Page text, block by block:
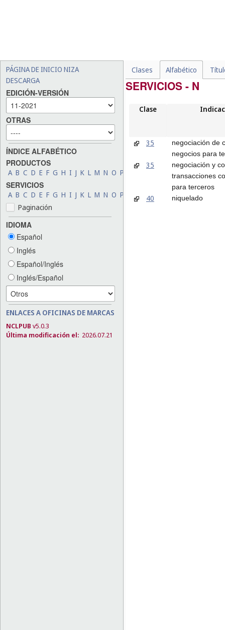
PÁGINA DE INICIO NIZA
DESCARGA
EDICIÓN-VERSIÓN
OTRAS
ÍNDICE ALFABÉTICO
PRODUCTOS
A B C D E F G H I J K L M N O P V Z
SERVICIOS
A B C D E F G H I J K L M N O P R S T W
Paginación
IDIOMA
Español
Inglés
Español/Inglés
Inglés/Español
ENLACES A OFICINAS DE MARCAS
NCLPUB v5.0.3
Última modificación el: 2026.07.21
Clases Alfabético
SERVICIOS - N
Clase
35
negociación de
negocios para
35
negociación y
transacciones
para terceros
40 niquelado